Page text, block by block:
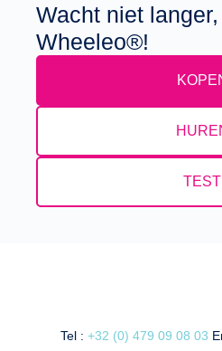
Wacht niet
Wheeleo®!
TEST
Tel :+32 (0) 479 09 08 03